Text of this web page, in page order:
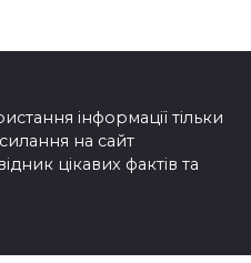
інформації тільки
на сайт
цікавих фактів та